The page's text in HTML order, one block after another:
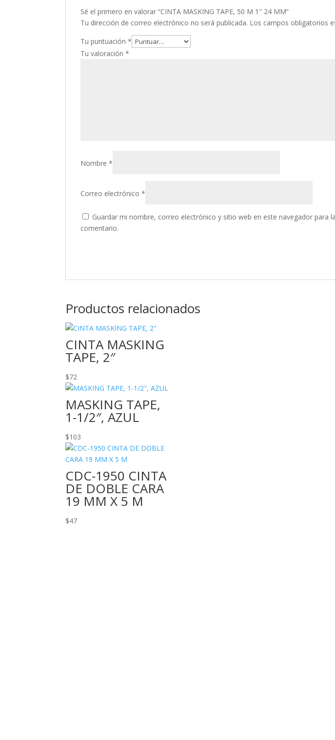
Sé el primero en valorar “CINTA MASKING TAPE, 50 M 1″ 24 MM”
Tu dirección de correo electrónico no será publicada. Los campos obligatorios
Tu puntuación*
Tu valoración*
Nombre*
Correo electrónico*
Guardar mi nombre, correo electrónico y sitio web en este navegador para
comentario.
Productos relacionados
CINTA MASKING
TAPE, 2″
$72
MASKING TAPE,
1-1/2″, AZUL
$103
CDC-1950 CINTA
DE DOBLE CARA
19 MM X 5 M
$47